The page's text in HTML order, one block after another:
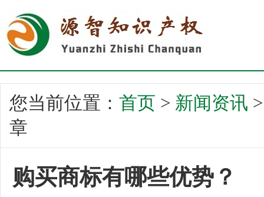
您当前位置： 首页 > 新闻资讯
章
购买商标有哪些优势？